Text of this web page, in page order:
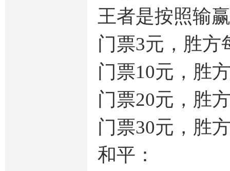
王者是按照输
门票3元，胜方
门票10元，胜
门票20元，胜
门票30元，胜
和平：